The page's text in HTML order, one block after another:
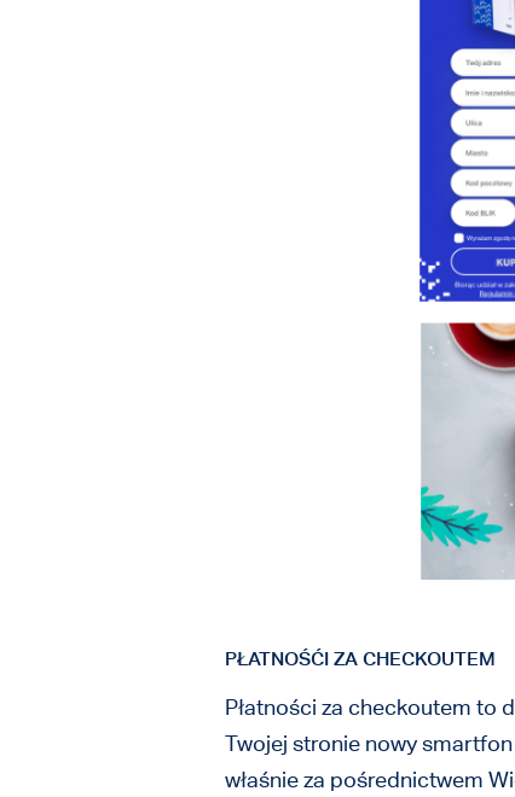
PŁATNOŚĆI ZA CHECKOUTEM
Płatności za checkoutem to
Twojej stronie nowy
właśnie za pośrednictwem